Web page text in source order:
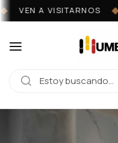
VEN A VISITARNOS ◆